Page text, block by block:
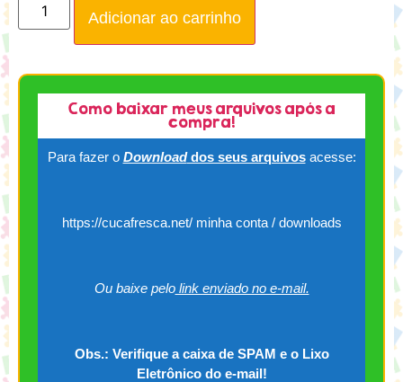
Adicionar ao carrinho
Como baixar meus arquivos após a
compra!
Para fazer o Downloaddos seus arquivos acesse:
https://cucafresca.net/ minha conta / downloads
Ou baixe pelolink enviado no e-mail.
Obs.: Verifique a caixa de SPAM e o Lixo
Eletrônico do e-mail!